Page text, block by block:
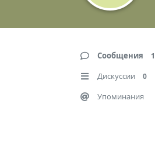
Сообщения 1
Дискуссии 0
Упоминания